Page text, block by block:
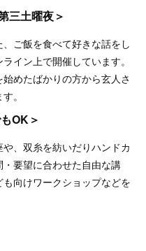
三土曜夜＞
ご飯を食べて好きな話をし
イン上で開催しています。
めたばかりの方から玄人さ
。
OK＞
、双糸を紡いだりハンドカ
要望に合わせた自由な講
向けワークショップなどを